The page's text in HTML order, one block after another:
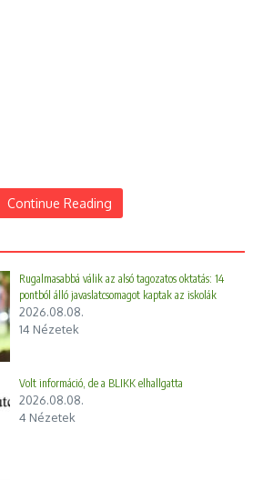
Continue Reading
Rugalmasabbá válik az alsó tagozatos oktatás: 14
pontból álló javaslatcsomagot kaptak az iskolák
2026.08.08.
14 Nézetek
Volt információ, de a BLIKK elhallgatta
2026.08.08.
4 Nézetek